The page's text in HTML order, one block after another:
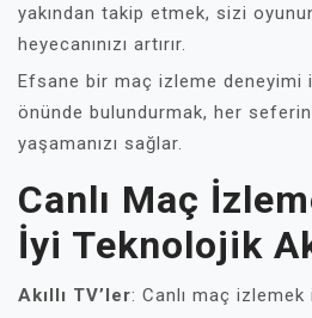
yakından takip etmek, sizi
heyecanınızı artırır.
Efsane bir maç izleme deneyimi
önünde bulundurmak, her
yaşamanızı sağlar.
Canlı Maç
İyi Teknolojik
Akıllı TV’ler: Canlı maç